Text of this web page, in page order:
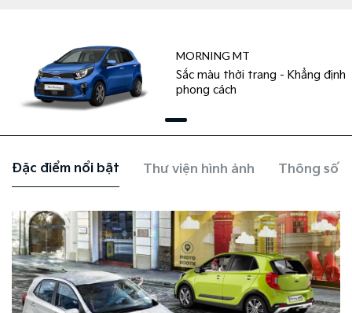
MORNING MT
Sắc màu thời trang - Khẳng định
phong cách
Đặc điểm nổi bật Thư viện hình ảnh Thông số